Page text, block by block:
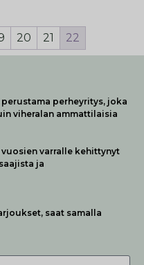
20 21 22
perheyritys, joka
viheralan ammattilaisia
varralle kehittynyt
ja
saat samalla